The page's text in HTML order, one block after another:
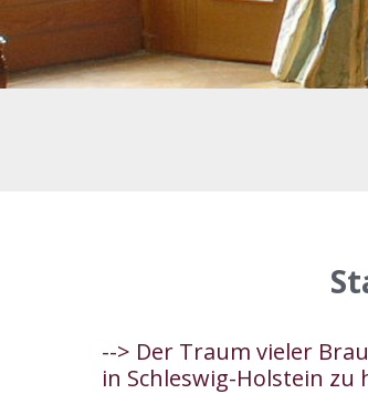
--> Der Traum vieler
in Schleswig-Holstein zu